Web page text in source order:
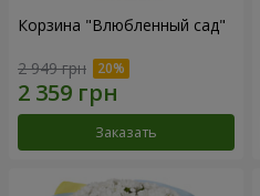
Корзина "Влюбленный сад"
2 949 грн
Заказать